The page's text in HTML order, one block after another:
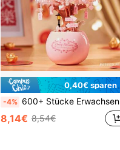
0,40€ sparen
-4% 600+ Stücke Erwachsenen Kristall Baumhaus Bauklötze, bauen Sie einen traumhaften süßen Kristall Liebesbaum für Ihren Liebsten, perfekt für Wohnzimmer Dekoration, Geburtstagsgeschenk, Geschenk für Freunde, Familie und Geliebte
8,14€ 8,54€